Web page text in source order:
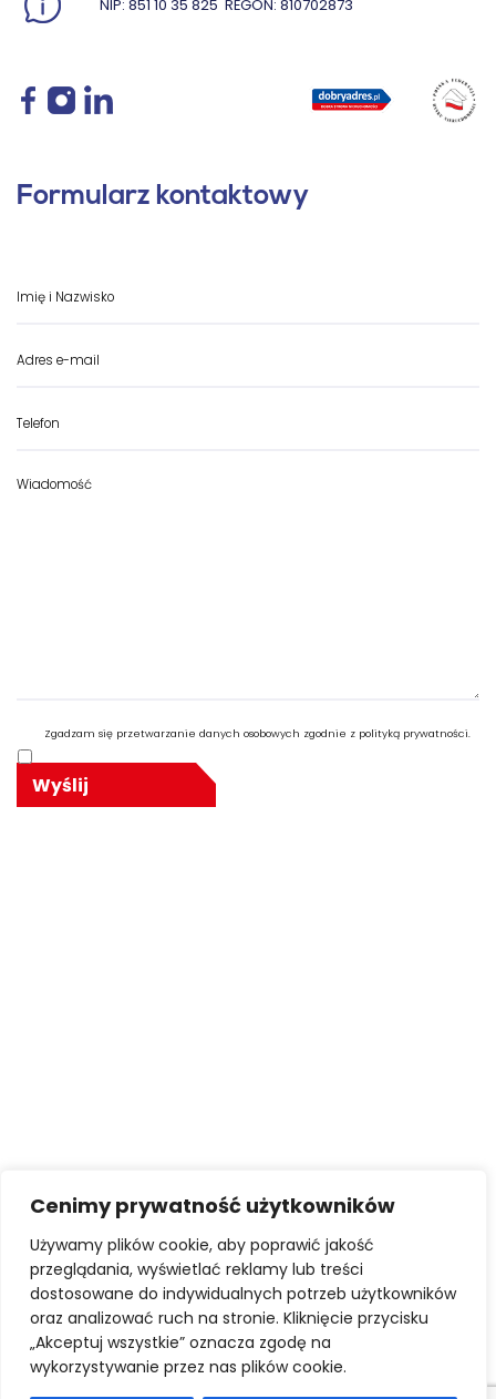
Cenimy prywatność użytkowników
Używamy plików cookie, aby poprawić jakość
przeglądania, wyświetlać reklamy lub treści
dostosowane do indywidualnych potrzeb użytkowników
oraz analizować ruch na stronie. Kliknięcie przycisku
„Akceptuj wszystkie” oznacza zgodę na
wykorzystywanie przez nas plików cookie.
NIP: 851 10 35 825 REGON: 810702873
Formularz kontaktowy
Zgadzam się przetwarzanie danych osobowych zgodnie z polityką prywatności.
STATUT
KODEKS ETYKI ZAWODOWEJ
UBEZPIECZNIE OC POSREDNIKÓW I ZARZADCÓW
POLITYKA PRYWATNOŚCI
© 2026 ZSPON. Wszelkie prawa zastrzeżone.